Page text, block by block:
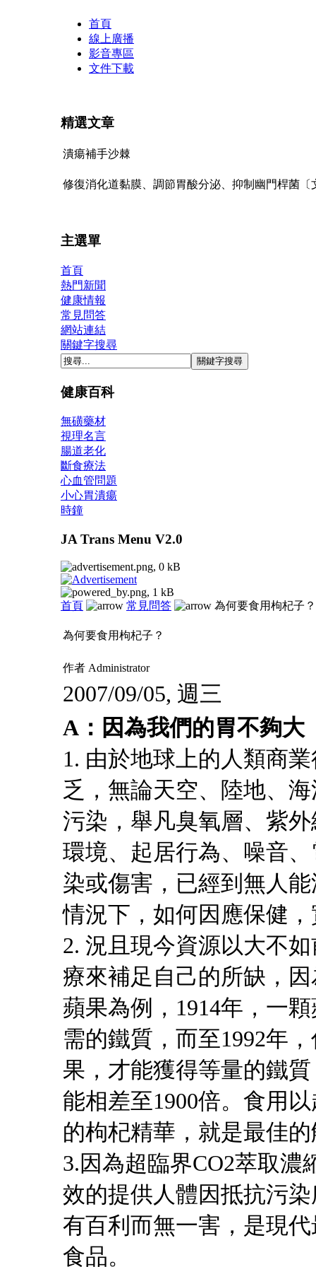
首頁
線上廣播
影音專區
文件下載
精選文章
潰瘍補手沙棘
修復消化道黏膜、調節胃酸分泌、抑制幽門桿菌〔
主選單
首頁
熱門新聞
健康情報
常見問答
網站連結
關鍵字搜尋
健康百科
無磺藥材
視理名言
腸道老化
斷食療法
心血管問題
小心胃潰瘍
時鐘
JA Trans Menu V2.0
Transmenu
powered
Mambo
Joomla
Templates
首頁 常見問答 為何要食用枸杞子？
為何要食用枸杞子？
作者 Administrator
2007/09/05, 週三
A：因為我們的胃不夠大
1. 由於地球上的人類商
乏，無論天空、陸地、
污染，舉凡臭氧層、紫
環境、起居行為、噪音
染或傷害，已經到無人
情況下，如何因應保健
2. 況且現今資源以大不
療來補足自己的所缺，
蘋果為例，1914年，一
需的鐵質，而至1992年
果，才能獲得等量的鐵
能相差至1900倍。食用
的枸杞精華，就是最佳
3.因為超臨界CO2萃取
效的提供人體因抵抗污
有百利而無一害，是現
食品。